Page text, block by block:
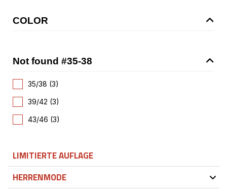
COLOR
Not found #35-38
35/38 (3)
39/42 (3)
43/46 (3)
LIMITIERTE AUFLAGE
HERRENMODE